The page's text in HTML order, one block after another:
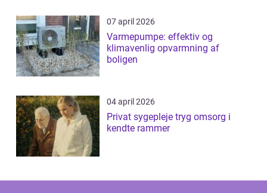
07 april 2026
Varmepumpe: effektiv og
klimavenlig opvarmning af
boligen
04 april 2026
Privat sygepleje tryg omsorg i
kendte rammer